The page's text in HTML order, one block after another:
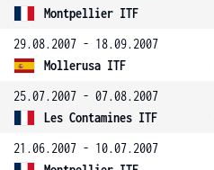
Montpellier ITF
29.08.2007 - 18.09.2007
Mollerusa ITF
25.07.2007 - 07.08.2007
Les Contamines ITF
21.06.2007 - 10.07.2007